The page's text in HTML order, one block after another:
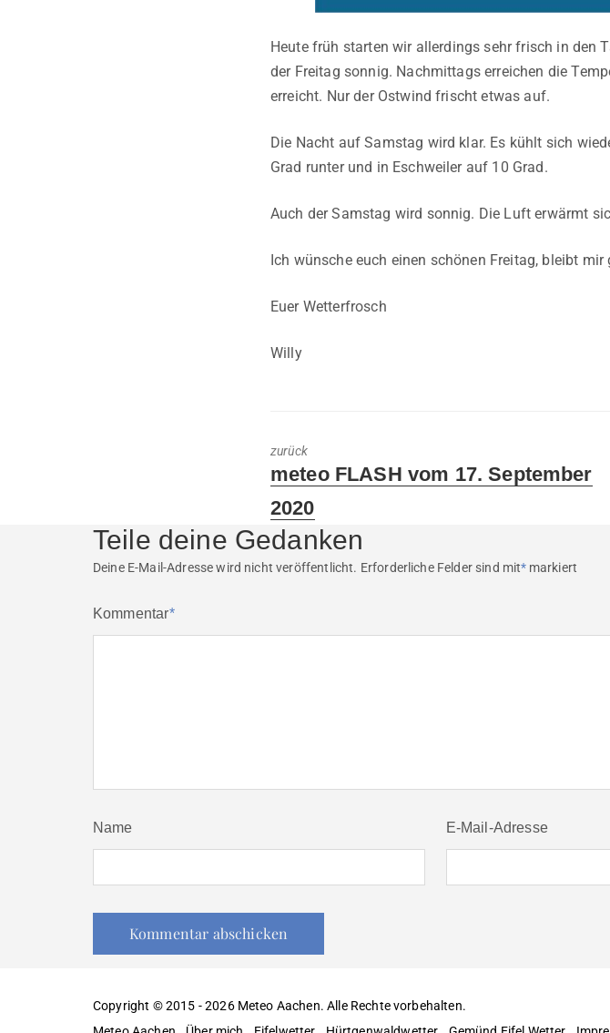
Heute früh starten wir allerdings sehr frisch in den
der Freitag sonnig. Nachmittags erreichen die
erreicht. Nur der Ostwind frischt etwas auf.
Die Nacht auf Samstag wird klar. Es kühlt sich
Grad runter und in Eschweiler auf 10 Grad.
Auch der Samstag wird sonnig. Die Luft erwärmt
Ich wünsche euch einen schönen Freitag, bleibt mir
Euer Wetterfrosch
Willy
zurück
Previous
meteo FLASH vom 17. September
2020
Teile deine Gedanken
Deine E-Mail-Adresse wird nicht veröffentlicht. Erforderliche Felder sind mit*markiert
Kommentar*
Name E-Mail-Adresse
Copyright © 2015 - 2026 Meteo Aachen. Alle Rechte vorbehalten.